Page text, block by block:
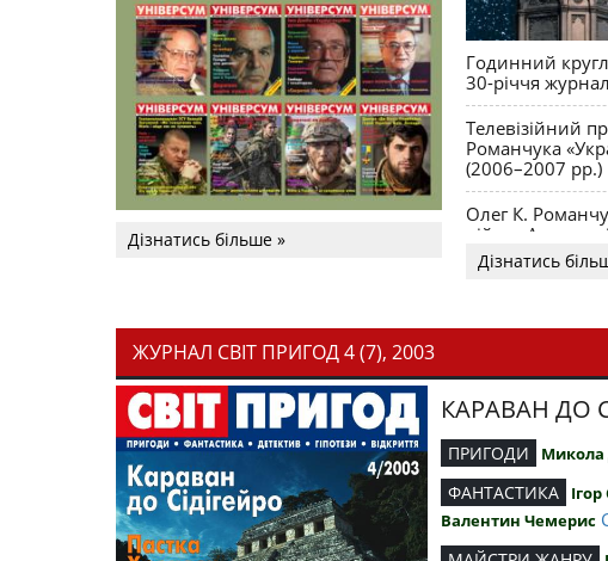
Дізнатись більше »
Годинний
30-річчя
Телевізійний
Романчука
(2006–2007 рр.)
Олег К.
війни. Акценти
Дізнатись
ЖУРНАЛ СВІТ ПРИГОД 4 (7), 2003
КАРАВАН ДО
ПРИГОДИ Микола
ФАНТАСТИКА
Валентин Чемерис